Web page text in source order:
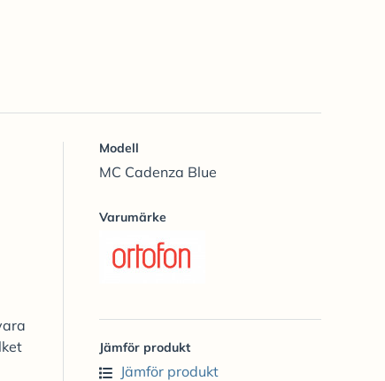
Modell
MC Cadenza Blue
Varumärke
Jämför produkt
Jämför produkt